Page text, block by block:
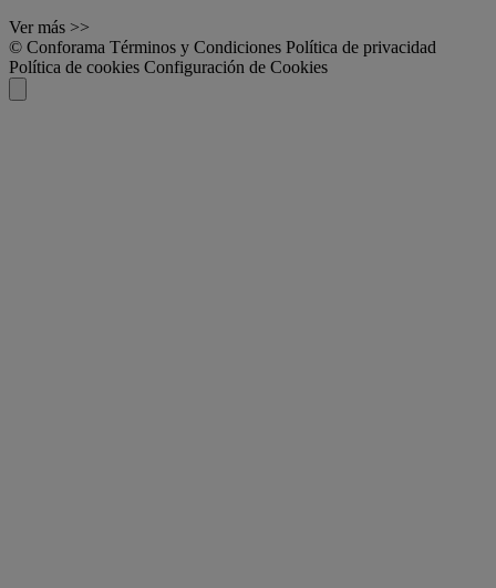
Ver más >>
© Conforama Términos y Condiciones Política de privacidad
Política de cookies Configuración de Cookies